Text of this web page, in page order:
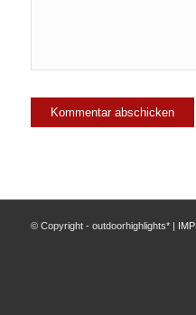
© Copyright - outdoorhighlights* |